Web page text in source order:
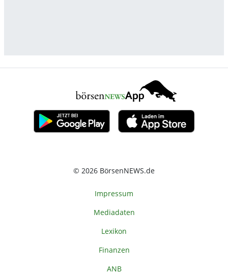
© 2026 BörsenNEWS.de
Impressum
Mediadaten
Lexikon
Finanzen
ANB